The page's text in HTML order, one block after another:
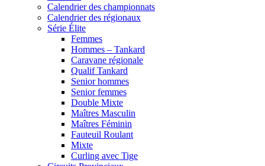
Calendrier des championnats
Calendrier des régionaux
Série Élite
Femmes
Hommes – Tankard
Caravane régionale
Qualif Tankard
Senior hommes
Senior femmes
Double Mixte
Maîtres Masculin
Maîtres Féminin
Fauteuil Roulant
Mixte
Curling avec Tige